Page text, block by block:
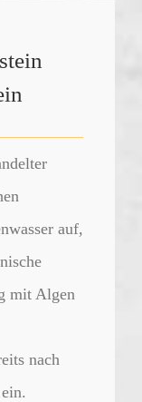
auf,
mit Algen
nach